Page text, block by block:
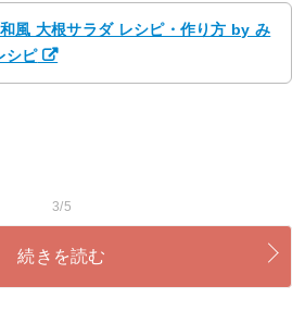
風 大根サラダ レシピ・作り方 by み
シピ
3/5
続きを読む